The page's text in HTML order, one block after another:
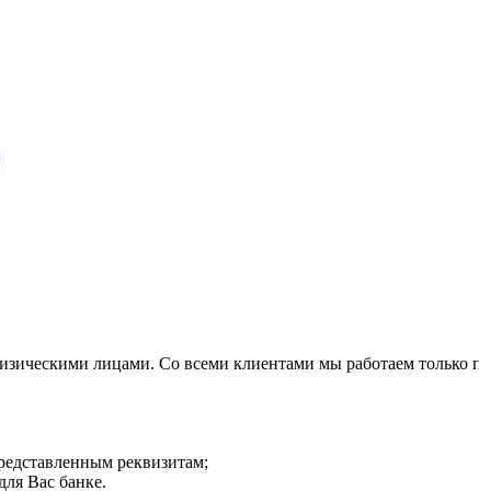
лицами. Со всеми клиентами мы работаем только
реквизитам;
Вас банке.